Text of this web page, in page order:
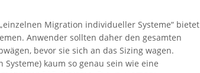
Migration individueller Systeme“ bietet
Anwender sollten daher den gesamten
bevor sie sich an das Sizing wagen.
kaum so genau sein wie eine